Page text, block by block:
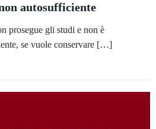
autosufficiente
prosegue gli studi e non è
se vuole conservare […]